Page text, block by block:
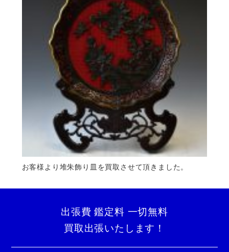
お客様より堆朱飾り皿を買取させて頂きました。
出張費 鑑定料 一切無料
買取出張いたします！